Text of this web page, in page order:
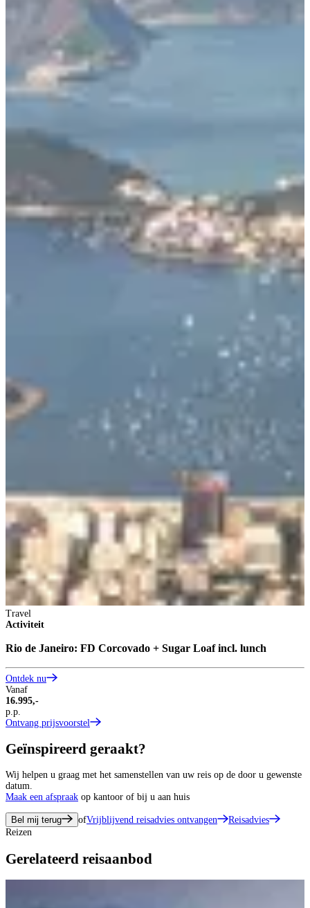
Travel
Activiteit
Rio de Janeiro: FD Corcovado + Sugar Loaf incl. lunch
Ontdek nu
Vanaf
16.995,-
p.p.
Ontvang prijsvoorstel
Geïnspireerd geraakt?
Wij helpen u graag met het samenstellen van uw reis op de door u gewenste
datum.
Maak een afspraak op kantoor of bij u aan huis
Bel mij terug ofVrijblijvend reisadvies ontvangen
Reisadvies
Reizen
Gerelateerd reisaanbod